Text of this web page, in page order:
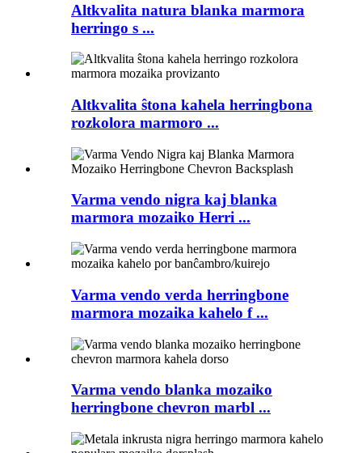
Altkvalita natura blanka marmora
herringo s ...
Altkvalita ŝtona kahela herringbona
rozkolora marmoro ...
Varma vendo nigra kaj blanka
marmora mozaiko Herri ...
Varma vendo verda herringbone
marmora mozaika kahelo f ...
Varma vendo blanka mozaiko
herringbone chevron marbl ...